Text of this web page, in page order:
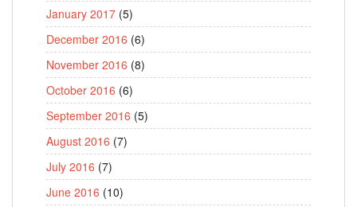
January 2017 (5)
December 2016 (6)
November 2016 (8)
October 2016 (6)
September 2016 (5)
August 2016 (7)
July 2016 (7)
June 2016 (10)